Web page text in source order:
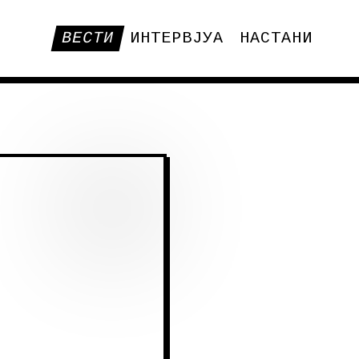
ВЕСТИ ИНТЕРВЈУА НАСТАНИ